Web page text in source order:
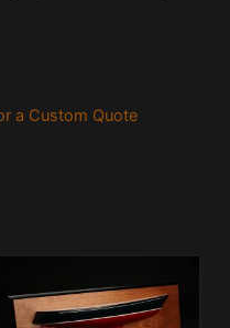
a Custom Quote